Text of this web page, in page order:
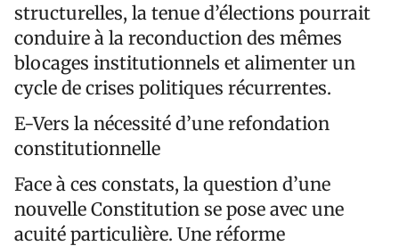
structurelles, la tenue d’élections pourrait
conduire à la reconduction des mêmes
blocages institutionnels et alimenter un
cycle de crises politiques récurrentes.
E-Vers la nécessité d’une refondation
constitutionnelle
Face à ces constats, la question d’une
nouvelle Constitution se pose avec une
acuité particulière. Une réforme